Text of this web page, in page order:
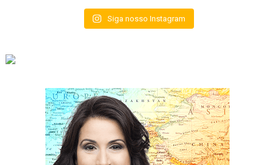
Siga nosso Instagram